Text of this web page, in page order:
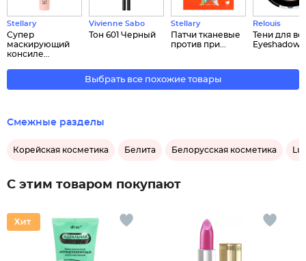
Stellary
Супер
маскирующий
консиле...
Vivienne Sabo
Тон 601 Черный
Stellary
Патчи тканевые
против при...
Relouis
Тени для
Eyeshadow
Выбрать все похожие товары
Смежные разделы
Корейская косметика Белита Белорусская косметика
С этим товаром покупают